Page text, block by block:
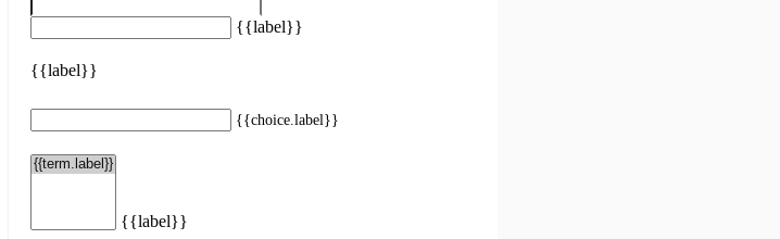
{{label}}
{{label}}
{{choice.label}}
{{label}}